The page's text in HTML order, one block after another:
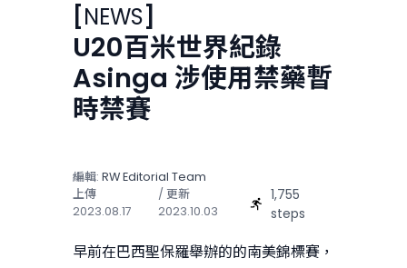
[NEWS]
U20百米世界紀錄
Asinga 涉使用禁藥暫
時禁賽
編輯: RW Editorial Team
上傳
2023.08.17
/ 更新
2023.10.03
1,755
steps
早前在巴西聖保羅舉辦的的南美錦標賽，